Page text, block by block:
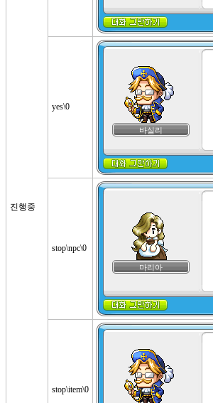
진행중
yes\0
바실리
stop\npc\0
마리아
stop\item\0